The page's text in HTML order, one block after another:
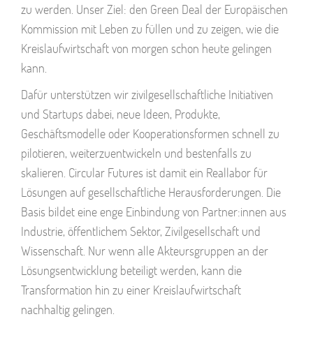
zu werden. Unser Ziel: den Green Deal der Europäischen
Kommission mit Leben zu füllen und zu zeigen, wie die
Kreislaufwirtschaft von morgen schon heute gelingen
kann.
Dafür unterstützen wir zivilgesellschaftliche Initiativen
und Startups dabei, neue Ideen, Produkte,
Geschäftsmodelle oder Kooperationsformen schnell zu
pilotieren, weiterzuentwickeln und bestenfalls zu
skalieren. Circular Futures ist damit ein Reallabor für
Lösungen auf gesellschaftliche Herausforderungen. Die
Basis bildet eine enge Einbindung von Partner:innen aus
Industrie, öffentlichem Sektor, Zivilgesellschaft und
Wissenschaft. Nur wenn alle Akteursgruppen an der
Lösungsentwicklung beteiligt werden, kann die
Transformation hin zu einer Kreislaufwirtschaft
nachhaltig gelingen.